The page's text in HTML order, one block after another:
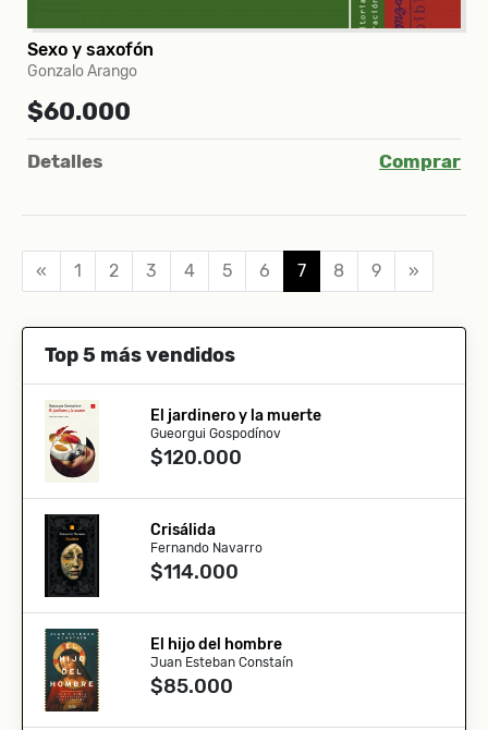
Top 5 más vendidos
El jardinero y la muerte
Gueorgui Gospodínov
$120.000
Crisálida
Fernando Navarro
$114.000
El hijo del hombre
Juan Esteban Constaín
$85.000
Sexo y saxofón
Gonzalo Arango
$60.000
Detalles Comprar
« 1 2 3 4 5 6 7 8 9 »